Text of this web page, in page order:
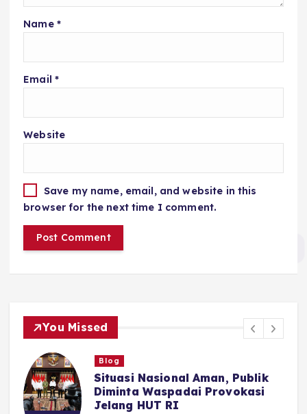
Name *
Email *
Website
Save my name, email, and website in this
browser for the next time I comment.
You Missed
Blog
Situasi Nasional Aman, Publik
Diminta Waspadai Provokasi
Jelang HUT RI